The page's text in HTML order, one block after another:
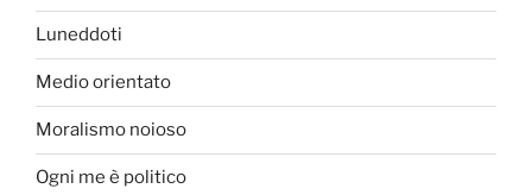
Luneddoti
Medio orientato
Moralismo noioso
Ogni me è politico